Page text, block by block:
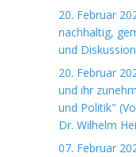
20. Februar
nachhaltig,
und
20. Februar
und ihr
und Politik"
Dr. Wilhelm
07. Februar